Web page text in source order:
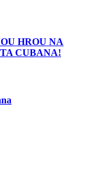
HROU NA
CUBANA!